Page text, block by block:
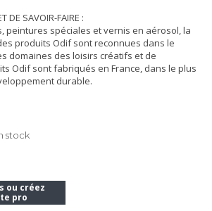
DE SAVOIR-FAIRE :
peintures spéciales et vernis en aérosol, la
produits Odif sont reconnues dans le
domaines des loisirs créatifs et de
Odif sont fabriqués en France, dans le plus
durable.
stock
ou créez
pro